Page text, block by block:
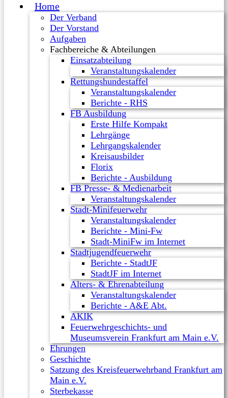
Home
Der Verband
Der Vorstand
Aufgaben
Fachbereiche & Abteilungen
Einsatzabteilung
Veranstaltungskalender
Rettungshundestaffel
Veranstaltungskalender
Berichte - RHS
FB Ausbildung
Erste Hilfe Kompakt
Lehrgänge
Lehrgangskalender
Kreisausbilder
Florix
Berichte - Ausbildung
FB Presse- & Medienarbeit
Veranstaltungskalender
Stadt-Minifeuerwehr
Veranstaltungskalender
Berichte - Mini-Fw
Stadt-MiniFw im Internet
Stadtjugendfeuerwehr
Berichte - StadtJF
StadtJF im Internet
Alters- & Ehrenabteilung
Veranstaltungskalender
Berichte - A&E Abt.
AKIK
Feuerwehrgeschichts- und
Museumsverein Frankfurt am Main e.V.
Ehrungen
Geschichte
Satzung des Kreisfeuerwehrband Frankfurt am
Main e.V.
Sterbekasse